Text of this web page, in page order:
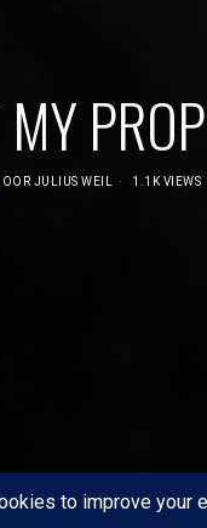
MY
JULIUS WEIL 1.1K VIEWS